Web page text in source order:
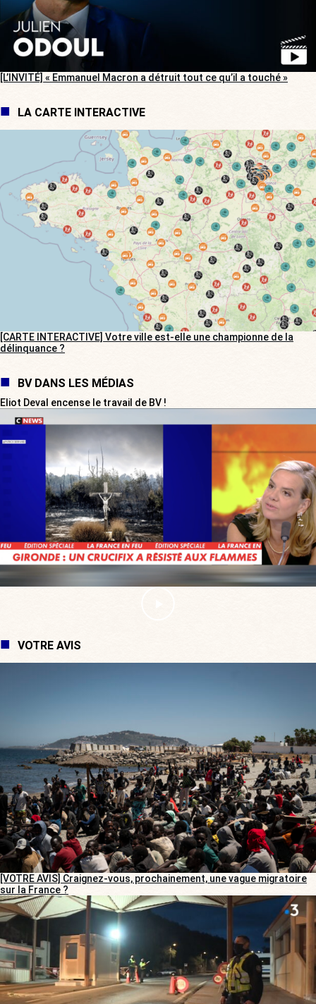
[L’INVITÉ] « Emmanuel Macron a détruit tout ce qu’il a touché »
LA CARTE INTERACTIVE
[CARTE INTERACTIVE] Votre ville est-elle une championne de la
délinquance ?
BV DANS LES MÉDIAS
Eliot Deval encense le travail de BV !
VOTRE AVIS
[VOTRE AVIS] Craignez-vous, prochainement, une vague migratoire
sur la France ?